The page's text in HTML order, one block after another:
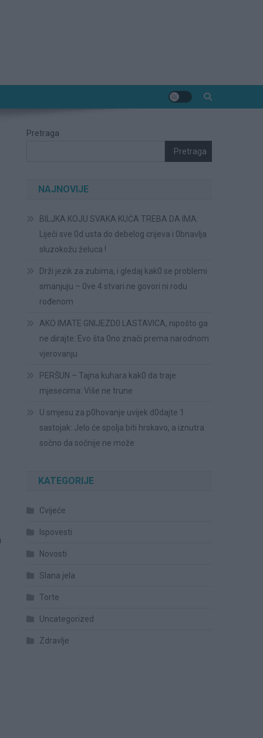
Pretraga
Pretraga
NAJNOVIJE
BILJKA KOJU SVAKA KUĆA TREBA DA IMA:
Liječi sve 0d usta do debelog crijeva i 0bnavlja
sluzokožu želuca !
Drži jezik za zubima, i gledaj kak0 se problemi
smanjuju – 0ve 4 stvari ne govori ni rodu
rođenom
AKO IMATE GNIJEZD0 LASTAVICA, nipošto ga
ne dirajte: Evo šta 0no znači prema narodnom
vjerovanju
PERŠUN – Tajna kuhara kak0 da traje
mjesecima: Više ne trune
U smjesu za p0hovanje uvijek d0dajte 1
sastojak: Jelo će spolja biti hrskavo, a iznutra
sočno da sočnije ne može
KATEGORIJE
Cvijeće
Ispovesti
Novosti
Slana jela
Torte
Uncategorized
Zdravlje